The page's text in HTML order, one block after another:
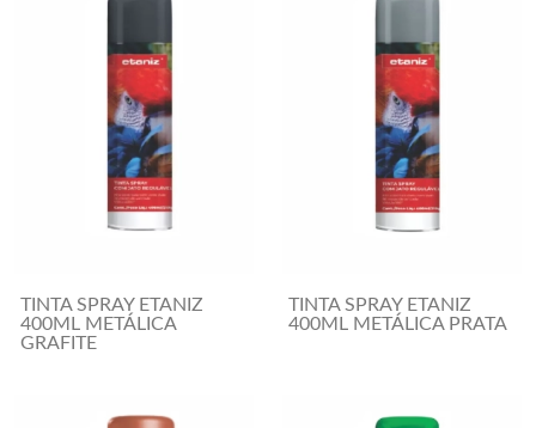
TINTA SPRAY ETANIZ
400ML METÁLICA
GRAFITE
TINTA SPRAY ETANIZ
400ML METÁLICA PRATA